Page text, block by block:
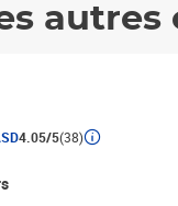
autres
4.05/5(38)